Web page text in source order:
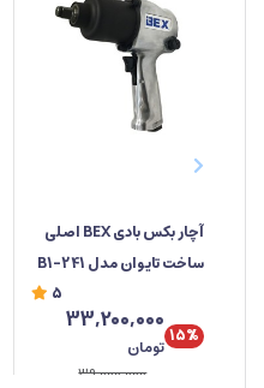
آچار بکس بادی BEX اصلی
ساخت تایوان مدل 241-B1
5
15%
33,200,000
تومان
39,000,000